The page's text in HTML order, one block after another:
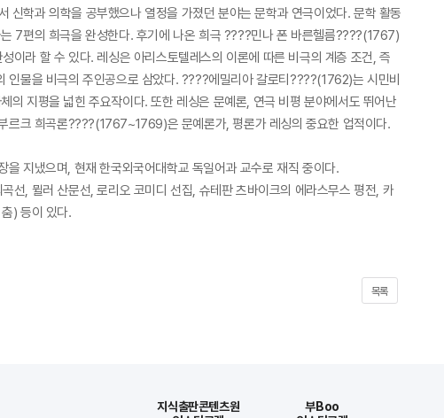
학과 의학을 공부했으나 열정을 가졌던 분야는 문학과 연극이었다. 문학 활동
7편의 희극을 완성한다. 후기에 나온 희극 ????민나 폰 바른헬름????(1767)
이라 할 수 있다. 레싱은 아리스토텔레스의 이론에 따른 비극의 계층 조건, 즉
물을 비극의 주인공으로 삼았다. ????에밀리아 갈로티????(1762)는 시민비
지평을 넓힌 주요작이다. 또한 레싱은 문예론, 연극 비평 분야에서도 뛰어난
르크 희곡론????(1767~1769)은 문예론가, 평론가 레싱의 중요한 업적이다.
지냈으며, 현재 한국외국어대학교 독일어과 교수로 재직 중이다.
선, 뮐러 산문선, 로리오 코미디 선집, 슈테판 츠바이크의 에라스무스 평전, 카
) 등이 있다.
목록
지식출판콘텐츠원
부Boo